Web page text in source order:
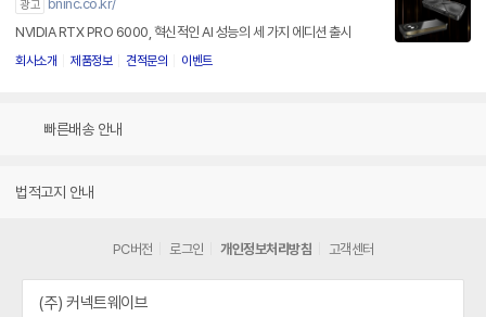
광고
bninc.co.kr/
NVIDIA RTX PRO 6000, 혁신적인 AI 성능의 세 가지 에디션 출시
회사소개 제품정보 견적문의 이벤트
빠른배송 안내
법적고지 안내
PC버전 로그인 개인정보처리방침 고객센터
(주) 커넥트웨이브